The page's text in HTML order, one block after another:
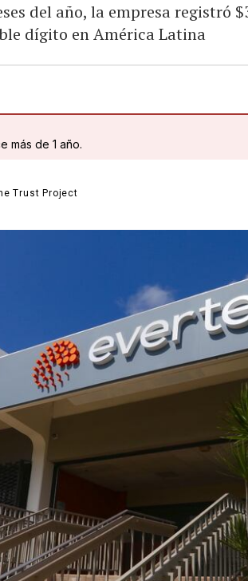
del año, la empresa registró
dígito en América Latina
más de 1 año.